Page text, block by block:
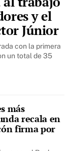
y el
Júnior
con la primera
un total de 35
más
recala en
firma por